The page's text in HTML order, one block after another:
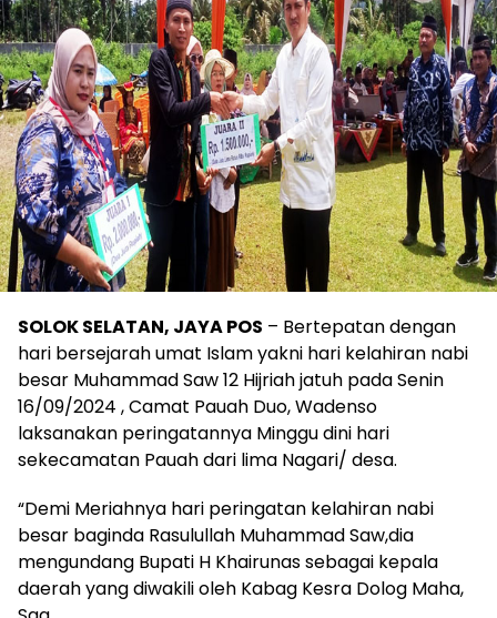
SOLOK SELATAN, JAYA POS – Bertepatan dengan
hari bersejarah umat Islam yakni hari kelahiran nabi
besar Muhammad Saw 12 Hijriah jatuh pada Senin
16/09/2024 , Camat Pauah Duo, Wadenso
laksanakan peringatannya Minggu dini hari
sekecamatan Pauah dari lima Nagari/ desa.
“Demi Meriahnya hari peringatan kelahiran nabi
besar baginda Rasulullah Muhammad Saw,dia
mengundang Bupati H Khairunas sebagai kepala
daerah yang diwakili oleh Kabag Kesra Dolog Maha,